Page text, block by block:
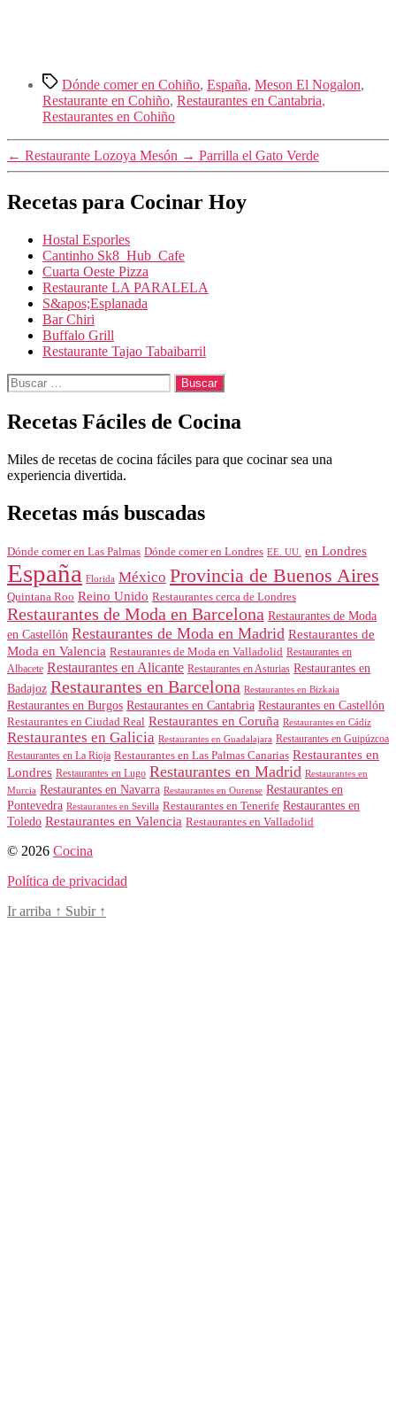
Etiquetas
Dónde comer en Cohiño, España, Meson El Nogalon,
Restaurante en Cohiño, Restaurantes en Cantabria,
Restaurantes en Cohiño
← Restaurante Lozoya Mesón → Parrilla el Gato Verde
Recetas para Cocinar Hoy
Hostal Esporles
Cantinho Sk8_Hub_Cafe
Cuarta Oeste Pizza
Restaurante LA PARALELA
S&apos;Esplanada
Bar Chiri
Buffalo Grill
Restaurante Tajao Tabaibarril
Buscar:
Recetas Fáciles de Cocina
Miles de recetas de cocina fáciles para que cocinar sea una
experiencia divertida.
Recetas más buscadas
Dónde comer en Las Palmas Dónde comer en Londres EE. UU. en Londres
España Florida México Provincia de Buenos Aires
Quintana Roo Reino Unido Restaurantes cerca de Londres
Restaurantes de Moda en Barcelona Restaurantes de Moda
en Castellón Restaurantes de Moda en Madrid Restaurantes de
Moda en Valencia Restaurantes de Moda en Valladolid Restaurantes en
Albacete Restaurantes en Alicante Restaurantes en Asturias Restaurantes en
Badajoz Restaurantes en Barcelona Restaurantes en Bizkaia
Restaurantes en Burgos Restaurantes en Cantabria Restaurantes en Castellón
Restaurantes en Ciudad Real Restaurantes en Coruña Restaurantes en Cádiz
Restaurantes en Galicia Restaurantes en Guadalajara Restaurantes en Guipúzcoa
Restaurantes en La Rioja Restaurantes en Las Palmas Canarias Restaurantes en
Londres Restaurantes en Lugo Restaurantes en Madrid Restaurantes en
Murcia Restaurantes en Navarra Restaurantes en Ourense Restaurantes en
Pontevedra Restaurantes en Sevilla Restaurantes en Tenerife Restaurantes en
Toledo Restaurantes en Valencia Restaurantes en Valladolid
© 2026 Cocina
Política de privacidad
Ir arriba ↑ Subir ↑